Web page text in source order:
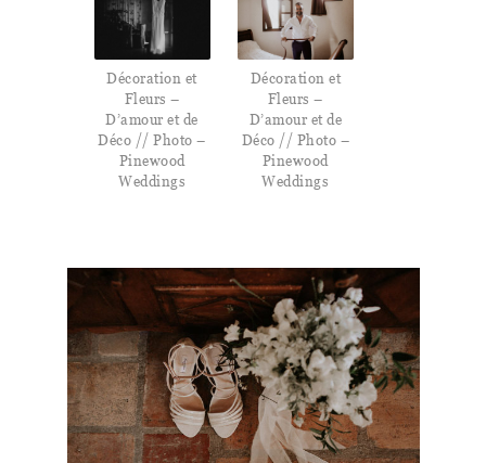
Décoration et
Fleurs –
D’amour et de
Déco // Photo –
Pinewood
Weddings
Décoration et
Fleurs –
D’amour et de
Déco // Photo –
Pinewood
Weddings